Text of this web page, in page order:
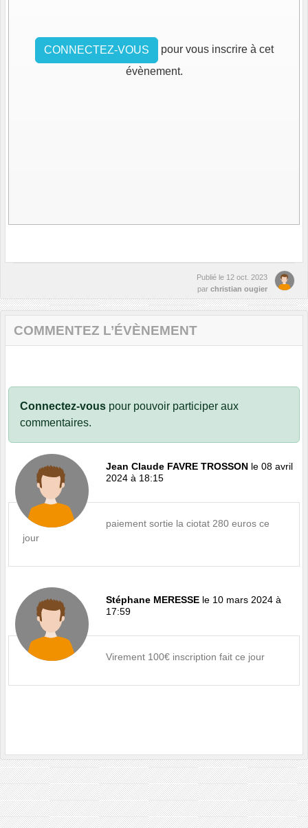
CONNECTEZ-VOUS
pour vous inscrire à cet
évènement.
Publié le 12 oct. 2023
par christian ougier
COMMENTEZ L’ÉVÈNEMENT
Connectez-vous pour pouvoir participer aux
commentaires.
Jean Claude FAVRE TROSSON le 08 avril
2024 à 18:15
paiement sortie la ciotat 280 euros ce
jour
Stéphane MERESSE le 10 mars 2024 à
17:59
Virement 100€ inscription fait ce jour